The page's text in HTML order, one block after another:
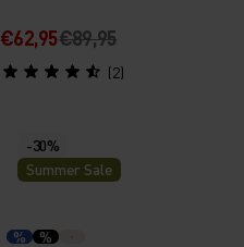
€62,95€89,95
(2)
-30%
Summer Sale
% %